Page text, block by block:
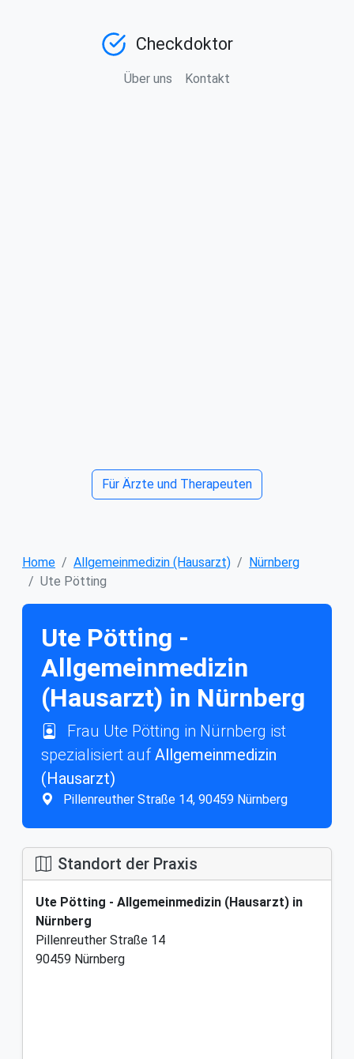
Checkdoktor
Über uns Kontakt
Für Ärzte und Therapeuten
Home Allgemeinmedizin (Hausarzt)
Nürnberg
Ute Pötting
Ute Pötting -
Allgemeinmedizin
(Hausarzt) in Nürnberg
Frau Ute Pötting in Nürnberg ist
spezialisiert aufAllgemeinmedizin
(Hausarzt)
Pillenreuther Straße 14, 90459 Nürnberg
Standort der Praxis
Ute Pötting - Allgemeinmedizin (Hausarzt) in
Nürnberg
Pillenreuther Straße 14
90459 Nürnberg